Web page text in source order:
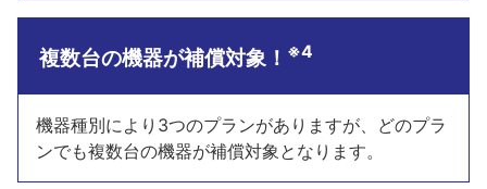
複数台の機器が補償対象！ ※4
機器種別により3つのプランがありますが、どのプラ
ンでも複数台の機器が補償対象となります。